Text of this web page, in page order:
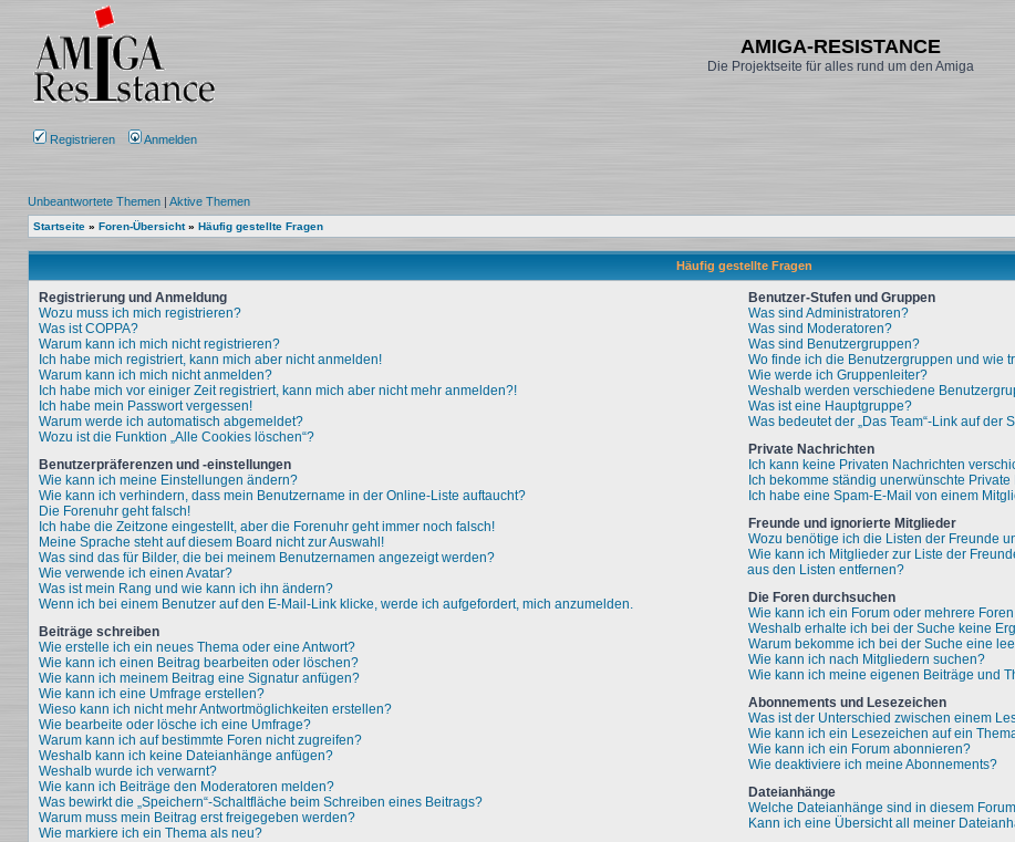
AMIGA-RESISTANCE
Die Projektseite für alles rund um den Amiga
Registrieren Anmelden
Unbeantwortete Themen | Aktive Themen
Startseite » Foren-Übersicht» Häufig gestellte Fragen
Häufig gestellte Fragen
Registrierung und Anmeldung
Wozu muss ich mich registrieren?
Was ist COPPA?
Warum kann ich mich nicht registrieren?
Ich habe mich registriert, kann mich aber nicht anmelden!
Warum kann ich mich nicht anmelden?
Ich habe mich vor einiger Zeit registriert, kann mich aber nicht mehr anmelden?!
Ich habe mein Passwort vergessen!
Warum werde ich automatisch abgemeldet?
Wozu ist die Funktion „Alle Cookies löschen“?
Benutzerpräferenzen und -einstellungen
Wie kann ich meine Einstellungen ändern?
Wie kann ich verhindern, dass mein Benutzername in der Online-Liste auftaucht?
Die Forenuhr geht falsch!
Ich habe die Zeitzone eingestellt, aber die Forenuhr geht immer noch falsch!
Meine Sprache steht auf diesem Board nicht zur Auswahl!
Was sind das für Bilder, die bei meinem Benutzernamen angezeigt werden?
Wie verwende ich einen Avatar?
Was ist mein Rang und wie kann ich ihn ändern?
Wenn ich bei einem Benutzer auf den E-Mail-Link klicke, werde ich aufgefordert, mich anzumelden.
Beiträge schreiben
Wie erstelle ich ein neues Thema oder eine Antwort?
Wie kann ich einen Beitrag bearbeiten oder löschen?
Wie kann ich meinem Beitrag eine Signatur anfügen?
Wie kann ich eine Umfrage erstellen?
Wieso kann ich nicht mehr Antwortmöglichkeiten erstellen?
Wie bearbeite oder lösche ich eine Umfrage?
Warum kann ich auf bestimmte Foren nicht zugreifen?
Weshalb kann ich keine Dateianhänge anfügen?
Weshalb wurde ich verwarnt?
Wie kann ich Beiträge den Moderatoren melden?
Was bewirkt die „Speichern“-Schaltfläche beim Schreiben eines Beitrags?
Warum muss mein Beitrag erst freigegeben werden?
Wie markiere ich ein Thema als neu?
Benutzer-Stufen und Gruppen
Was sind Administratoren?
Was sind Moderatoren?
Was sind Benutzergruppen?
Wo finde ich die Benutzergruppen und wie
Wie werde ich Gruppenleiter?
Weshalb werden verschiedene
Was ist eine Hauptgruppe?
Was bedeutet der „Das Team“-Link auf der
Private Nachrichten
Ich kann keine Privaten Nachrichten
Ich bekomme ständig unerwünschte
Ich habe eine Spam-E-Mail von einem
Freunde und ignorierte Mitglieder
Wozu benötige ich die Listen der Freunde
Wie kann ich Mitglieder zur Liste der
aus den Listen entfernen?
Die Foren durchsuchen
Wie kann ich ein Forum oder mehrere
Weshalb erhalte ich bei der Suche keine
Warum bekomme ich bei der Suche eine
Wie kann ich nach Mitgliedern suchen?
Wie kann ich meine eigenen Beiträge und
Abonnements und Lesezeichen
Was ist der Unterschied zwischen einem
Wie kann ich ein Lesezeichen auf ein
Wie kann ich ein Forum abonnieren?
Wie deaktiviere ich meine Abonnements?
Dateianhänge
Welche Dateianhänge sind in diesem
Kann ich eine Übersicht all meiner